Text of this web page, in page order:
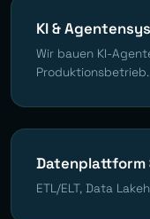
KI &
Wir bauen KI-
Produktionsbetrieb.
Datenplattform
ETL/ELT, Data